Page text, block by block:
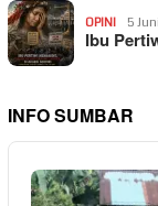
OPINI 5
Ibu
INFO SUMBAR